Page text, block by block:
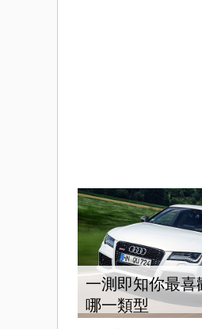
一測即知你最喜
哪一類型